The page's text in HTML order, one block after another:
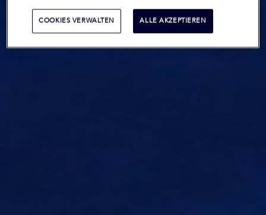
COOKIES VERWALTEN ALLE AKZEPTIEREN